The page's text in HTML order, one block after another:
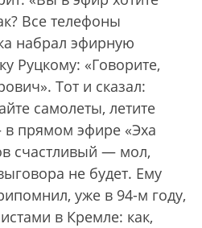
Все телефоны
набрал эфирную
Руцкому: «Говорите,
Тот и сказал:
самолеты, летите
прямом эфире «Эха
счастливый — мол,
не будет. Ему
уже в 94-м году,
в Кремле: как,